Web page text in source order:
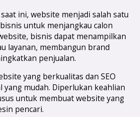
ini, website menjadi salah satu
untuk menjangkau calon
bisnis dapat menampilkan
layanan, membangun brand
penjualan.
yang berkualitas dan SEO
mudah. Diperlukan keahlian
untuk membuat website yang
pencari.